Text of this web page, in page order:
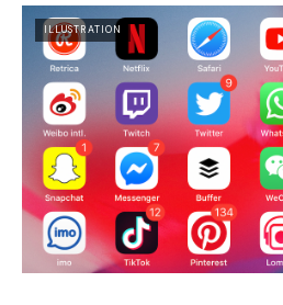
ILLUSTRATION